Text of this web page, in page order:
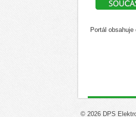
Portál
© 2026 DPS